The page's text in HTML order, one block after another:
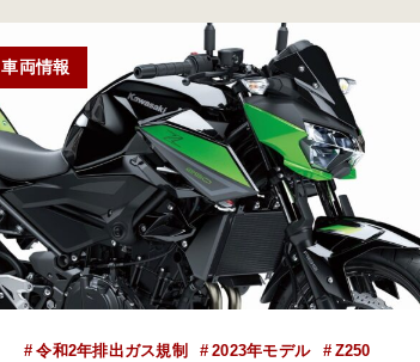
車両情報
令和2年排出ガス規制 2023年モデル
Z250